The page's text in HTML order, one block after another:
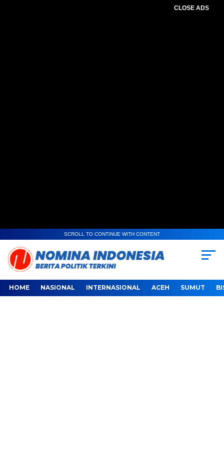
CLOSE ADS
SCROLL TO CONTINUE WITH CONTENT
HOME NASIONAL INTERNASIONAL ACEH SUMUT